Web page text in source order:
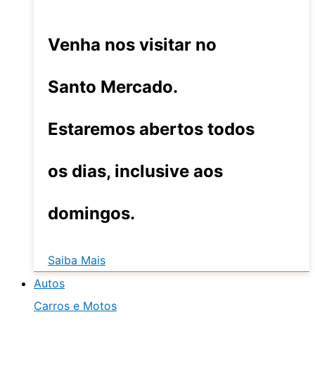
Venha nos visitar no
Santo Mercado.
Estaremos abertos todos
os dias, inclusive aos
domingos.
Saiba Mais
Autos
Carros e Motos